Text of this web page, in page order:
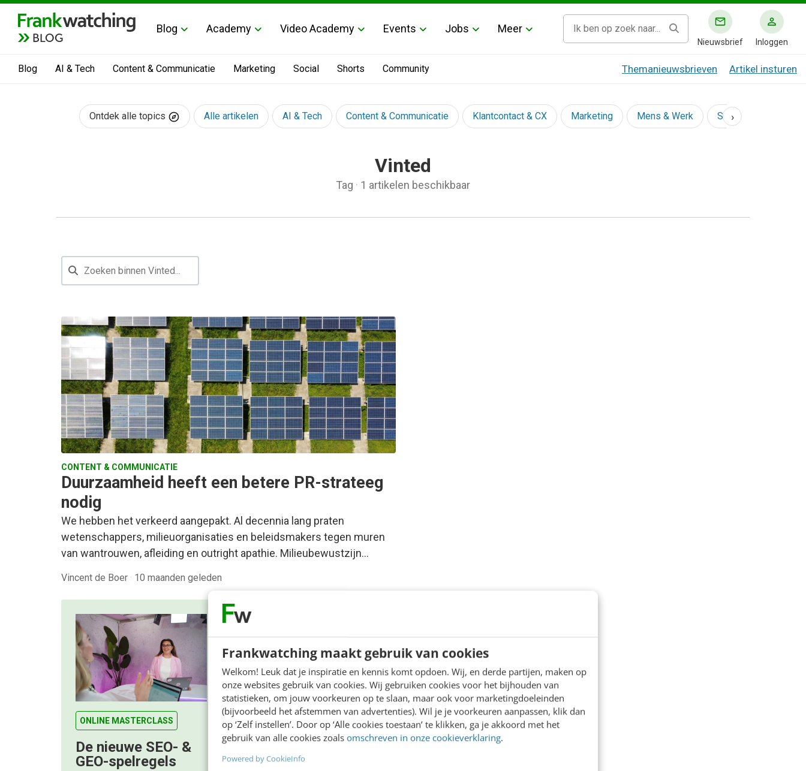
Frankwatching maakt gebruik van cookies
Welkom! Leuk dat je inspiratie en kennis komt opdoen. Wij, en derde partijen, maken op
onze websites gebruik van cookies. Wij gebruiken cookies voor het bijhouden van
statistieken, om jouw voorkeuren op te slaan, maar ook voor marketingdoeleinden
(bijvoorbeeld het afstemmen van advertenties). Wil je je voorkeuren aanpassen, klik dan
op ‘Zelf instellen’. Door op ‘Alle cookies toestaan’ te klikken, ga je akkoord met het
gebruik van alle cookies zoals omschreven in onze cookieverklaring.
Powered by CookieInfo
BLOG
Blog Academy Video Academy Events Jobs Meer
Nieuwsbrief Inloggen
Blog AI & Tech Content & Communicatie Marketing Social Shorts Community Themanieuwsbrieven Artikel insturen
Ontdek alle topics Alle artikelen AI & Tech Content & Communicatie Klantcontact & CX Marketing Mens & Werk Social
›
Vinted
Tag · 1 artikelen beschikbaar
CONTENT & COMMUNICATIE
Duurzaamheid heeft een betere PR-strateeg
nodig
We hebben het verkeerd aangepakt. Al decennia lang praten
wetenschappers, milieuorganisaties en beleidsmakers tegen muren
van wantrouwen, afleiding en outright apathie. Milieubewustzijn…
Vincent de Boer · 10 maanden geleden
ONLINE MASTERCLASS
De nieuwe SEO- &
GEO-spelregels